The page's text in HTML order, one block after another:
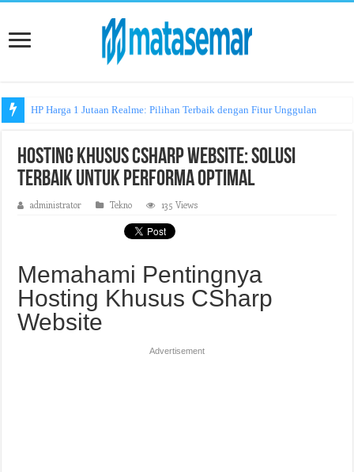
HP Harga 1 Jutaan Realme: Pilihan Terbaik dengan Fitur Unggulan
Hosting Khusus CSharp Website: Solusi
Terbaik untuk Performa Optimal
administrator Tekno 135 Views
Memahami Pentingnya
Hosting Khusus CSharp
Website
Advertisement